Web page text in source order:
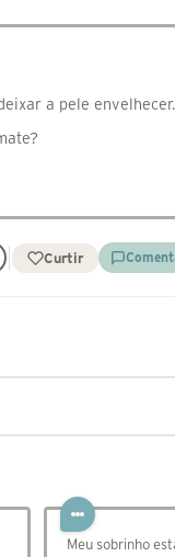
a pele envelhecer.
Curtir
Meu sobrinho